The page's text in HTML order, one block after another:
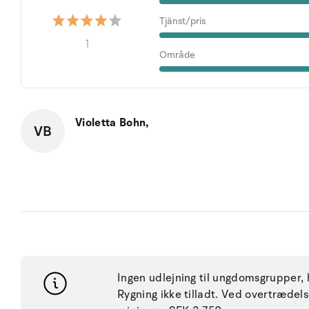
1
Tjänst/pris
Område
VB Violetta Bohn,
Ingen udlejning til ungdomsgrupper,
Rygning ikke tilladt. Ved